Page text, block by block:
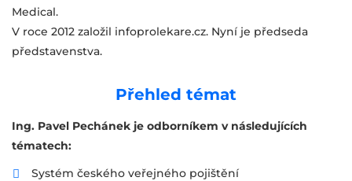
Medical.
V roce 2012 založil infoprolekare.cz. Nyní je předseda
představenstva.
Přehled témat
Ing. Pavel Pechánek je odborníkem v následujících
tématech:
Systém českého veřejného pojištění